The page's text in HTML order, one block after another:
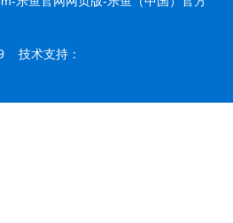
技术支持：